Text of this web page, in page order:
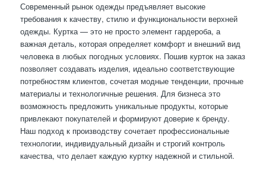
Современный рынок одежды предъявляет высокие
требования к качеству, стилю и функциональности верхней
одежды. Куртка — это не просто элемент гардероба, а
важная деталь, которая определяет комфорт и внешний вид
человека в любых погодных условиях. Пошив курток на заказ
позволяет создавать изделия, идеально соответствующие
потребностям клиентов, сочетая модные тенденции, прочные
материалы и технологичные решения. Для бизнеса это
возможность предложить уникальные продукты, которые
привлекают покупателей и формируют доверие к бренду.
Наш подход к производству сочетает профессиональные
технологии, индивидуальный дизайн и строгий контроль
качества, что делает каждую куртку надежной и стильной.